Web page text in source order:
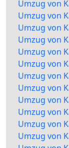
Umzug von
Umzug von
Umzug von
Umzug von
Umzug von
Umzug von
Umzug von
Umzug von
Umzug von
Umzug von
Umzug von
Umzug von